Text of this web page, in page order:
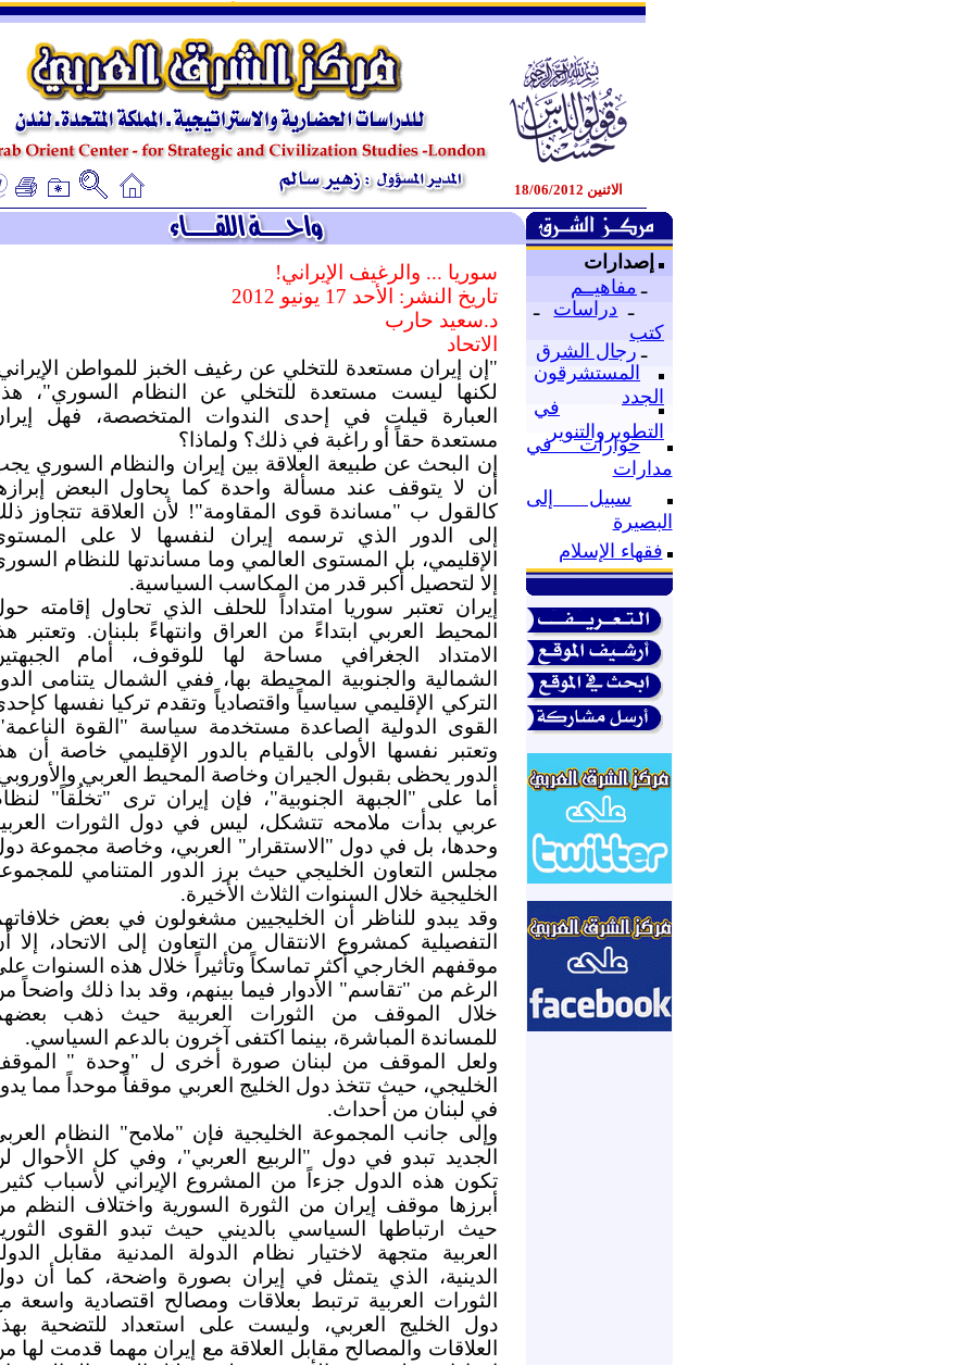
ـ
ـ
الاثنين 18/06/2012
إصدارات
ـ مفاهيــم
ـ دراسات
ـ
كتب
ـ رجال الشرق
المستشرقون
الجدد
في
التطويروالتنوير
حوارات في
مدارات
سبيل إلى
البصيرة
فقهاء الإسلام
سوريا ... والرغيف الإيراني!
تاريخ النشر: الأحد 17 يونيو 2012
د.سعيد حارب
الاتحاد
"إن إيران مستعدة للتخلي عن رغيف الخبز للمواطن
لكنها ليست مستعدة للتخلي عن النظام السوري"،
العبارة قيلت في إحدى الندوات المتخصصة، فهل
مستعدة حقاً أو راغبة في ذلك؟ ولماذا؟
إن البحث عن طبيعة العلاقة بين إيران والنظام السوري
أن لا يتوقف عند مسألة واحدة كما يحاول البعض
كالقول ب "مساندة قوى المقاومة"! لأن العلاقة تتجاوز
إلى الدور الذي ترسمه إيران لنفسها لا على
الإقليمي، بل المستوى العالمي وما مساندتها للنظام
إلا لتحصيل أكبر قدر من المكاسب السياسية.
إيران تعتبر سوريا امتداداً للحلف الذي تحاول إقامته
المحيط العربي ابتداءً من العراق وانتهاءً بلبنان. وتعتبر
الامتداد الجغرافي مساحة لها للوقوف، أمام
الشمالية والجنوبية المحيطة بها، ففي الشمال يتنامى
التركي الإقليمي سياسياً واقتصادياً وتقدم تركيا نفسها
القوى الدولية الصاعدة مستخدمة سياسة "القوة
وتعتبر نفسها الأولى بالقيام بالدور الإقليمي خاصة أن
الدور يحظى بقبول الجيران وخاصة المحيط العربي
أما على "الجبهة الجنوبية"، فإن إيران ترى "تخلُقاً"
عربي بدأت ملامحه تتشكل، ليس في دول الثورات
وحدها، بل في دول "الاستقرار" العربي، وخاصة مجموعة
مجلس التعاون الخليجي حيث برز الدور المتنامي
الخليجية خلال السنوات الثلاث الأخيرة.
وقد يبدو للناظر أن الخليجيين مشغولون في بعض
التفصيلية كمشروع الانتقال من التعاون إلى الاتحاد، إلا
موقفهم الخارجي أكثر تماسكاً وتأثيراً خلال هذه السنوات
الرغم من "تقاسم" الأدوار فيما بينهم، وقد بدا ذلك واضحاً
خلال الموقف من الثورات العربية حيث ذهب
للمساندة المباشرة، بينما اكتفى آخرون بالدعم السياسي.
ولعل الموقف من لبنان صورة أخرى ل "وحدة "
الخليجي، حيث تتخذ دول الخليج العربي موقفاً موحداً مما
في لبنان من أحداث.
وإلى جانب المجموعة الخليجية فإن "ملامح" النظام
الجديد تبدو في دول "الربيع العربي"، وفي كل الأحوال
تكون هذه الدول جزءاً من المشروع الإيراني لأسباب
أبرزها موقف إيران من الثورة السورية واختلاف النظم
حيث ارتباطها السياسي بالديني حيث تبدو القوى
العربية متجهة لاختيار نظام الدولة المدنية مقابل
الدينية، الذي يتمثل في إيران بصورة واضحة، كما أن
الثورات العربية ترتبط بعلاقات ومصالح اقتصادية واسعة
دول الخليج العربي، وليست على استعداد للتضحية
العلاقات والمصالح مقابل العلاقة مع إيران مهما قدمت لها